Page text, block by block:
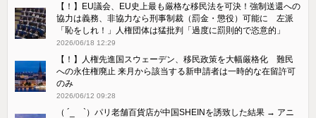
【！】EU議会、EU史上最も厳格な移民法を可決！強制送還への
協力は義務、非協力なら刑事制裁（罰金・懲役）可能に 左派
「恥をしれ！」人権団体は猛批判「過度に罰則的で恣意的」
2026/06/18 12:29
【！】人権先進国スウェーデン、移民政策を大幅厳格化 難民
への永住権廃止 来月から該当する新申請者は一時的な在留許可
のみ
2026/06/12 09:28
（ ´_ゝ`）パリ老舗百貨店が中国SHEINを誘致した結果 → アニ